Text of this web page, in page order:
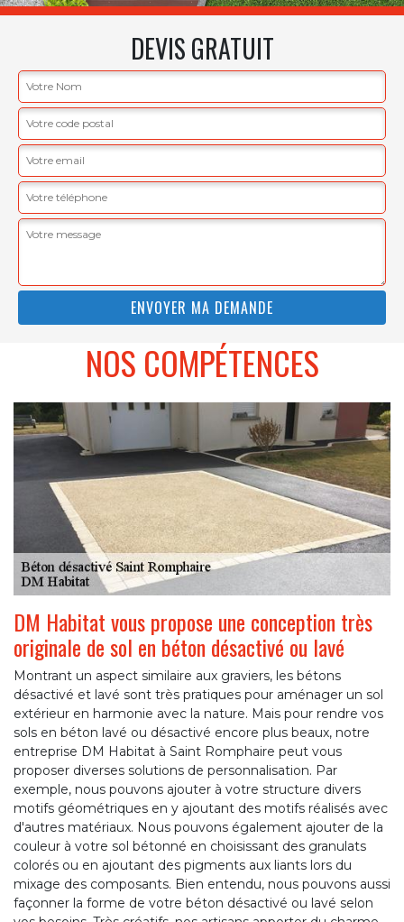
DEVIS GRATUIT
NOS COMPÉTENCES
DM Habitat vous propose une conception très
originale de sol en béton désactivé ou lavé
Montrant un aspect similaire aux graviers, les bétons
désactivé et lavé sont très pratiques pour aménager un sol
extérieur en harmonie avec la nature. Mais pour rendre vos
sols en béton lavé ou désactivé encore plus beaux, notre
entreprise DM Habitat à Saint Romphaire peut vous
proposer diverses solutions de personnalisation. Par
exemple, nous pouvons ajouter à votre structure divers
motifs géométriques en y ajoutant des motifs réalisés avec
d'autres matériaux. Nous pouvons également ajouter de la
couleur à votre sol bétonné en choisissant des granulats
colorés ou en ajoutant des pigments aux liants lors du
mixage des composants. Bien entendu, nous pouvons aussi
façonner la forme de votre béton désactivé ou lavé selon